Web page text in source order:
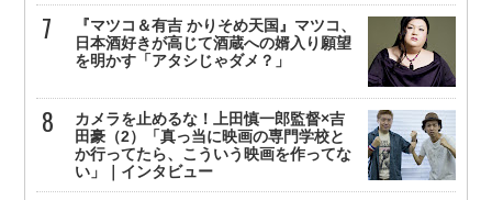
『マツコ＆有吉 かりそめ天国』マツコ、
日本酒好きが高じて酒蔵への婿入り願望
を明かす「アタシじゃダメ？」
カメラを止めるな！上田慎一郎監督×吉
田豪（2）「真っ当に映画の専門学校と
か行ってたら、こういう映画を作ってな
い」｜インタビュー